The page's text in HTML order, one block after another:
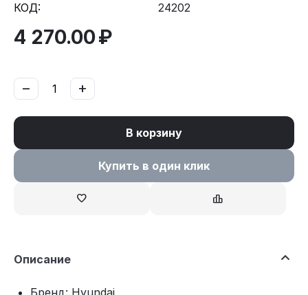
КОД:
24202
4 270.00₽
+
−
В корзину
Купить в один клик
Описание
Бренд: Hyundai